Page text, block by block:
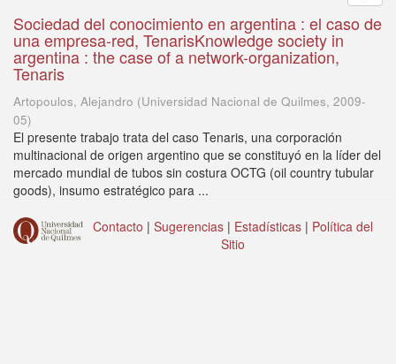
Sociedad del conocimiento en argentina : el caso de
una empresa-red, TenarisKnowledge society in
argentina : the case of a network-organization,
Tenaris
Artopoulos, Alejandro (Universidad Nacional de Quilmes, 2009-
05)
El presente trabajo trata del caso Tenaris, una corporación
multinacional de origen argentino que se constituyó en la líder del
mercado mundial de tubos sin costura OCTG (oil country tubular
goods), insumo estratégico para ...
Contacto | Sugerencias | Estadísticas | Política del
Sitio